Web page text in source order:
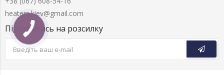
heaters.kiev@gmail.com
Підписатись на розсилку